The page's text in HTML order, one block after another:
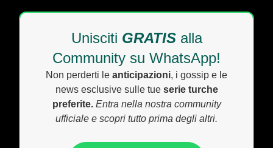
Unisciti GRATISalla
Community su WhatsApp!
Non perderti le anticipazioni, i gossip e le
news esclusive sulle tue serie turche
preferite. Entra nella nostra community
ufficiale e scopri tutto prima degli altri.